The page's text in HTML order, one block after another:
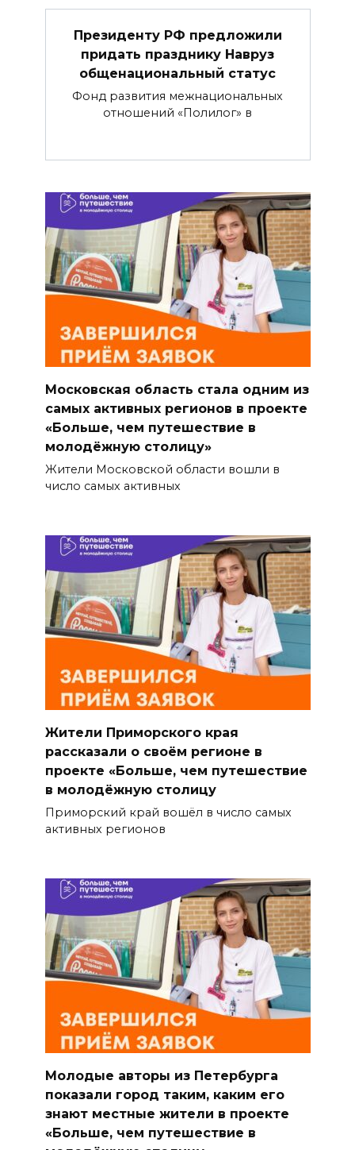
Президенту РФ предложили
придать празднику Навруз
общенациональный статус
Фонд развития межнациональных
отношений «Полилог» в
Московская область стала одним из
самых активных регионов в проекте
«Больше, чем путешествие в
молодёжную столицу»
Жители Московской области вошли в
число самых активных
Жители Приморского края
рассказали о своём регионе в
проекте «Больше, чем путешествие
в молодёжную столицу
Приморский край вошёл в число самых
активных регионов
Молодые авторы из Петербурга
показали город таким, каким его
знают местные жители в проекте
«Больше, чем путешествие в